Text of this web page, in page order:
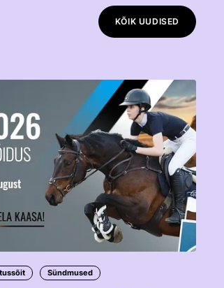
KÕIK UUDISED
Sündmused